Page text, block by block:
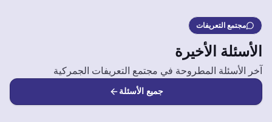
مجتمع التعريفات
الأسئلة الأخيرة
آخر الأسئلة المطروحة في مجتمع التعريفات الجمركية
جميع الأسئلة